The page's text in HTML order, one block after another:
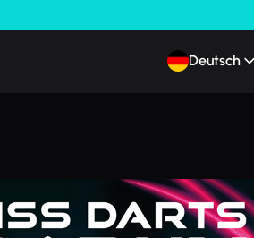
Deutsch